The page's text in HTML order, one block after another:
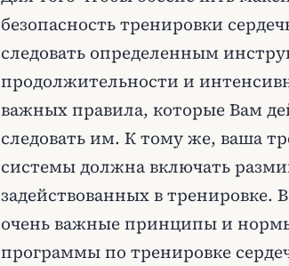
безопасность тренировки
следовать определенным
продолжительности и
важных правила, которые Вам
следовать им. К тому же, ваша
системы должна включать
задействованных в тренировке.
очень важные принципы и
программы по тренировке